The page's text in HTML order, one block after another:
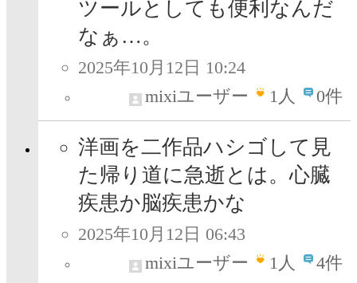
ツールとしても便利なんだ
なぁ…。
2025年10月12日 10:24
mixiユーザー
1人 0件
洋画を二作品ハシゴして見
た帰り道に急逝とは。心臓
疾患か脳疾患かな
2025年10月12日 06:43
mixiユーザー
1人 4件